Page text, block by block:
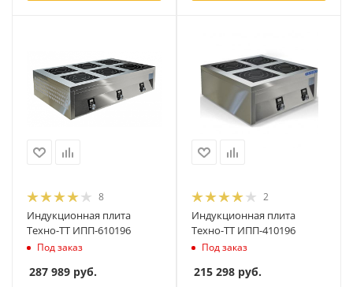
8
Индукционная плита
Техно-ТТ ИПП-610196
Под заказ
287 989 руб.
2
Индукционная плита
Техно-ТТ ИПП-410196
Под заказ
215 298 руб.